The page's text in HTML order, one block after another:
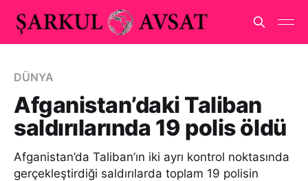
DÜNYA
Afganistan’daki Taliban
saldırılarında 19 polis öldü
Afganistan’da Taliban’ın iki ayrı kontrol noktasında
gerçekleştirdiği saldırılarda toplam 19 polisin